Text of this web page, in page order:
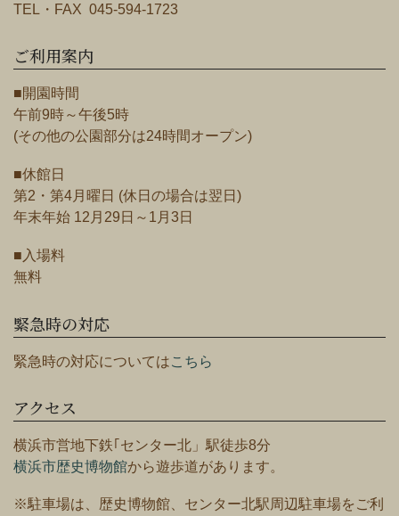
TEL・FAX 045-594-1723
ご利用案内
■開園時間
午前9時～午後5時
(その他の公園部分は24時間オープン)
■休館日
第2・第4月曜日 (休日の場合は翌日)
年末年始 12月29日～1月3日
■入場料
無料
緊急時の対応
緊急時の対応についてはこちら
アクセス
横浜市営地下鉄｢センター北」駅徒歩8分
横浜市歴史博物館から遊歩道があります。
※駐車場は、歴史博物館、センター北駅周辺駐車場をご利